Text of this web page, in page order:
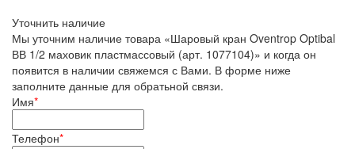
Уточнить наличие
Мы уточним наличие товара «Шаровый кран Oventrop Optibal
ВВ 1/2 маховик пластмассовый (арт. 1077104)» и когда он
появится в наличии свяжемся с Вами. В форме ниже
заполните данные для обратьной связи.
Имя*
Телефон*